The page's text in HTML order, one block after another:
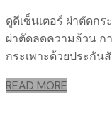
ดูดีเซ็นเตอร์ ผ่าตัดก
ผ่าตัดลดความอ้วน ก
กระเพาะด้วยประกั
READ MORE